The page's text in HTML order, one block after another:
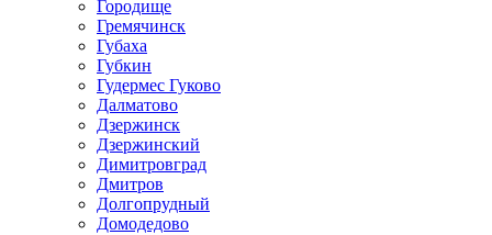
Городище
Гремячинск
Губаха
Губкин
Гудермес Гуково
Далматово
Дзержинск
Дзержинский
Димитровград
Дмитров
Долгопрудный
Домодедово